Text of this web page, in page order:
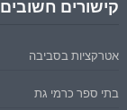
קישורים חשובים
אטרקציות בסביבה
בתי ספר כרמי גת